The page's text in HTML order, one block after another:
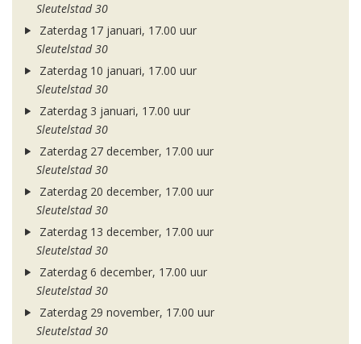
Sleutelstad 30
Zaterdag 17 januari, 17.00 uur
Sleutelstad 30
Zaterdag 10 januari, 17.00 uur
Sleutelstad 30
Zaterdag 3 januari, 17.00 uur
Sleutelstad 30
Zaterdag 27 december, 17.00 uur
Sleutelstad 30
Zaterdag 20 december, 17.00 uur
Sleutelstad 30
Zaterdag 13 december, 17.00 uur
Sleutelstad 30
Zaterdag 6 december, 17.00 uur
Sleutelstad 30
Zaterdag 29 november, 17.00 uur
Sleutelstad 30